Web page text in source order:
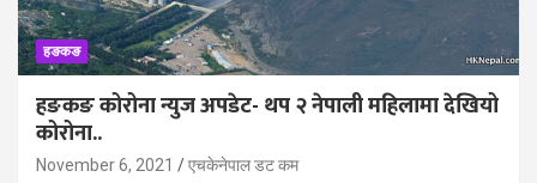
हङकङ
हङकङ कोरोना न्युज अपडेट- थप २ नेपाली महिलामा देखियो
कोरोना..
November 6, 2021 एचकेनेपाल डट कम